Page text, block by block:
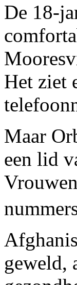
De 18-
Het ziet
Maar
een lid
geweld,